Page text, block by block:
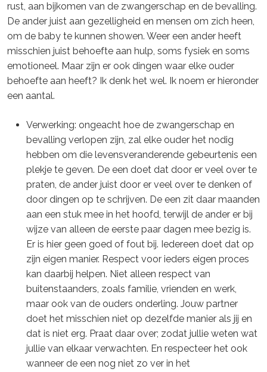
rust, aan bijkomen van de zwangerschap en de bevalling.
De ander juist aan gezelligheid en mensen om zich heen,
om de baby te kunnen showen. Weer een ander heeft
misschien juist behoefte aan hulp, soms fysiek en soms
emotioneel. Maar zijn er ook dingen waar elke ouder
behoefte aan heeft? Ik denk het wel. Ik noem er hieronder
een aantal.
Verwerking: ongeacht hoe de zwangerschap en
bevalling verlopen zijn, zal elke ouder het nodig
hebben om die levensveranderende gebeurtenis een
plekje te geven. De een doet dat door er veel over te
praten, de ander juist door er veel over te denken of
door dingen op te schrijven. De een zit daar maanden
aan een stuk mee in het hoofd, terwijl de ander er bij
wijze van alleen de eerste paar dagen mee bezig is.
Er is hier geen goed of fout bij. Iedereen doet dat op
zijn eigen manier. Respect voor ieders eigen proces
kan daarbij helpen. Niet alleen respect van
buitenstaanders, zoals familie, vrienden en werk,
maar ook van de ouders onderling. Jouw partner
doet het misschien niet op dezelfde manier als jij en
dat is niet erg. Praat daar over; zodat jullie weten wat
jullie van elkaar verwachten. En respecteer het ook
wanneer de een nog niet zo ver in het